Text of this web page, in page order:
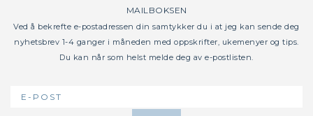
MAILBOKSEN
Ved å bekrefte e-postadressen din samtykker du i at jeg kan sende deg
nyhetsbrev 1-4 ganger i måneden med oppskrifter, ukemenyer og tips.
Du kan når som helst melde deg av e-postlisten.